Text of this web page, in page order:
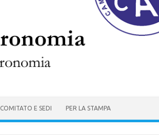
COMITATO E SEDI PER LA STAMPA